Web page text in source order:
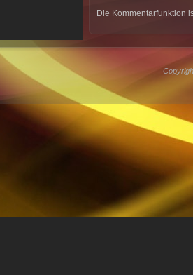
Die Kommentarfunktion